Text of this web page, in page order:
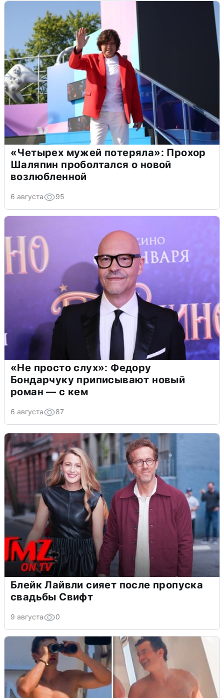
«Четырех мужей потеряла»: Прохор
Шаляпин проболтался о новой
возлюбленной
6 августа 95
«Не просто слух»: Федору
Бондарчуку приписывают новый
роман — с кем
6 августа 87
Блейк Лайвли сияет после пропуска
свадьбы Свифт
9 августа 0